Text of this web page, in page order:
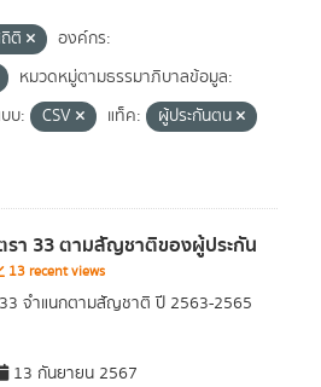
ติ
องค์กร:
หมวดหมู่ตามธรรมาภิบาลข้อมูล:
บ: CSV แท็ค:
ผู้ประกันตน
า 33 ตามสัญชาติของผู้ประกัน
13 recent views
จำแนกตามสัญชาติ ปี 2563-2565
13 กันยายน 2567